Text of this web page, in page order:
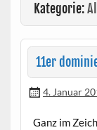
Kategorie:
11er
4. Januar
Ganz im